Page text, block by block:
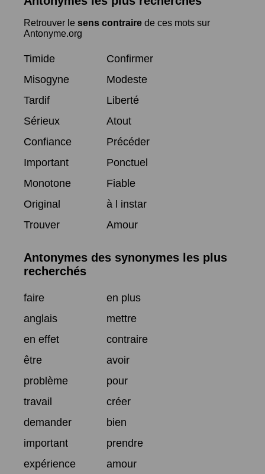
Retrouver le sens contraire de ces mots sur
Antonyme.org
Timide
Confirmer
Misogyne
Modeste
Tardif
Liberté
Sérieux
Atout
Confiance
Précéder
Important
Ponctuel
Monotone
Fiable
Original
à l instar
Trouver
Amour
Antonymes des synonymes les plus
recherchés
faire
en plus
anglais
mettre
en effet
contraire
être
avoir
problème
pour
travail
créer
demander
bien
important
prendre
expérience
amour